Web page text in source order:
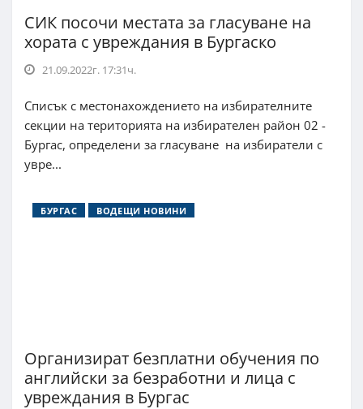
СИК посочи местата за гласуване на
хората с увреждания в Бургаско
21.09.2022г. 17:31ч.
Списък с местонахождението на избирателните
секции на територията на избирателен район 02 -
Бургас, определени за гласуване на избиратели с
увре...
БУРГАС ВОДЕЩИ НОВИНИ
Организират безплатни обучения по
английски за безработни и лица с
увреждания в Бургас